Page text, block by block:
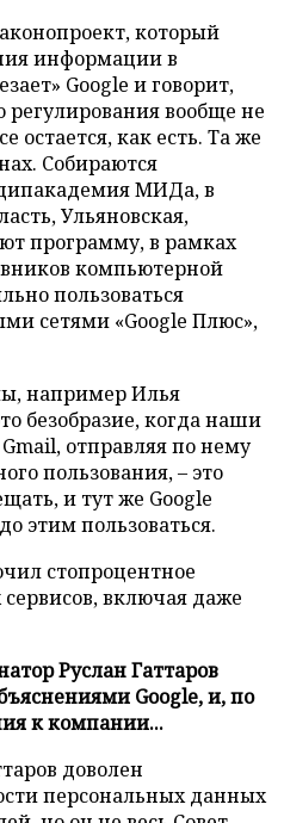
который
информации в
Google и говорит,
регулирования вообще не
остается, как есть. Та же
Собираются
МИДа, в
Ульяновская,
программу, в рамках
компьютерной
пользоваться
сетями «Google Плюс»,
например Илья
безобразие, когда наши
отправляя по нему
пользования, – это
и тут же Google
этим пользоваться.
стопроцентное
включая даже
Руслан Гаттаров
Google, и, по
к компании...
доволен
персональных данных